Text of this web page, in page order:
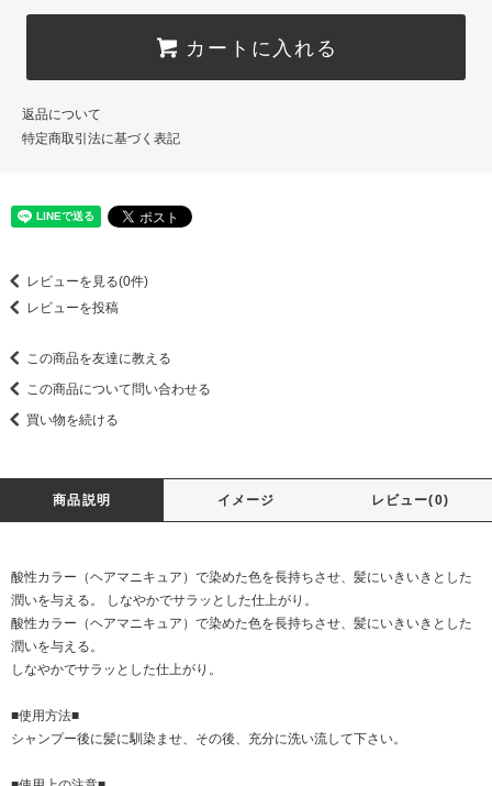
カートに入れる
返品について
特定商取引法に基づく表記
レビューを見る(0件)
レビューを投稿
この商品を友達に教える
この商品について問い合わせる
買い物を続ける
商品説明 イメージ レビュー(0)
酸性カラー（ヘアマニキュア）で染めた色を長持ちさせ、髪にいきいきとした
潤いを与える。 しなやかでサラッとした仕上がり。
酸性カラー（ヘアマニキュア）で染めた色を長持ちさせ、髪にいきいきとした
潤いを与える。
しなやかでサラッとした仕上がり。
■使用方法■
シャンプー後に髪に馴染ませ、その後、充分に洗い流して下さい。